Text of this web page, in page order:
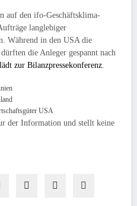
auf den ifo-Geschäftsklima-
langlebiger
Während in den USA die
die Anleger gespannt nach
zur Bilanzpressekonferenz.
USA
der Information und stellt keine